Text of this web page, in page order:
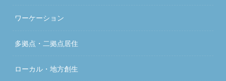
ワーケーション
多拠点・二拠点居住
ローカル・地方創生